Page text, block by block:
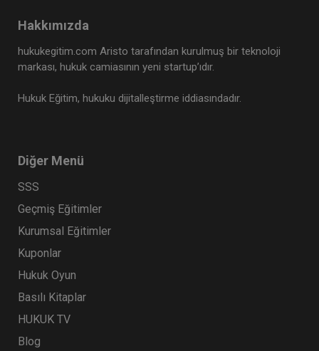
Hakkımızda
hukukegitim.com Aristo tarafından kurulmuş bir teknoloji
markası, hukuk camiasının yeni startup’ıdır.
Hukuk Eğitim, hukuku dijitalleştirme iddiasındadır.
Diğer Menü
SSS
Geçmiş Eğitimler
Kurumsal Eğitimler
Kuponlar
Hukuk Oyun
Basılı Kitaplar
HUKUK TV
Blog